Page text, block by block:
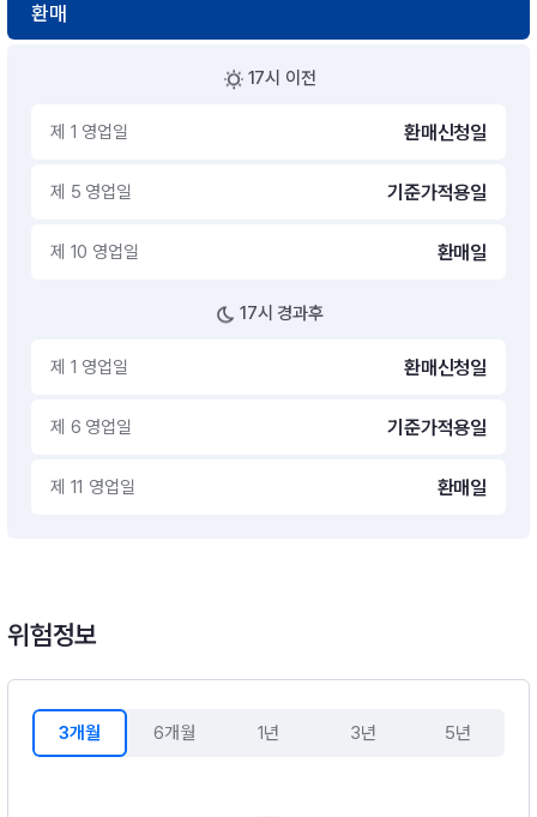
환매
17시 이전
제 1 영업일 환매신청일
제 5 영업일 기준가적용일
제 10 영업일 환매일
17시 경과후
제 1 영업일 환매신청일
제 6 영업일 기준가적용일
제 11 영업일 환매일
위험정보
3개월 6개월 1년 3년 5년